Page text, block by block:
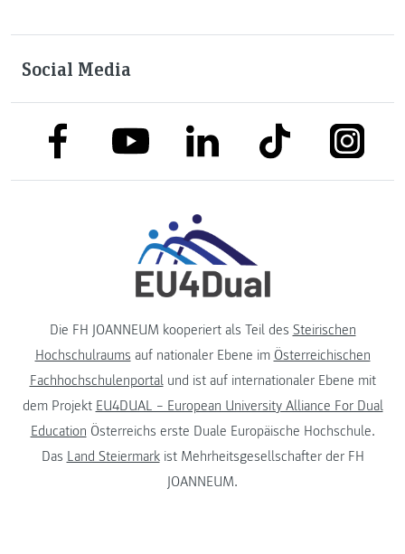
Social Media
link to facebooklink to youtubelink to linkedinlink to tiktok
Die FH JOANNEUM kooperiert als Teil des Steirischen
Hochschulraums auf nationaler Ebene im Österreichischen
Fachhochschulenportalund ist auf internationaler Ebene mit
dem Projekt EU4DUAL – European University Alliance For Dual
Education Österreichs erste Duale Europäische Hochschule.
Das Land Steiermarkist Mehrheitsgesellschafter der FH
JOANNEUM.